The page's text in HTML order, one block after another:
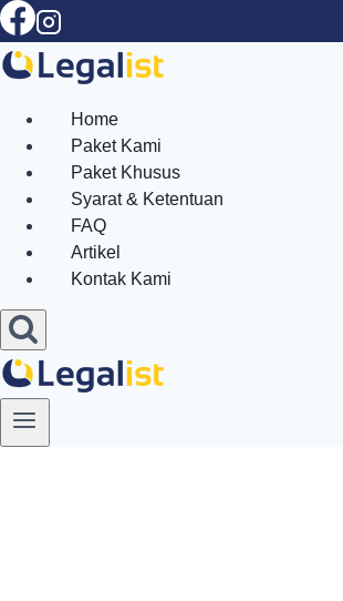
Skip
to
content
Home
Paket Kami
Paket Khusus
Syarat & Ketentuan
FAQ
Artikel
Kontak Kami